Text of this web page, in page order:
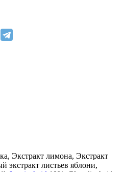
Экстракт лимона, Экстракт
экстракт листьев яблони,